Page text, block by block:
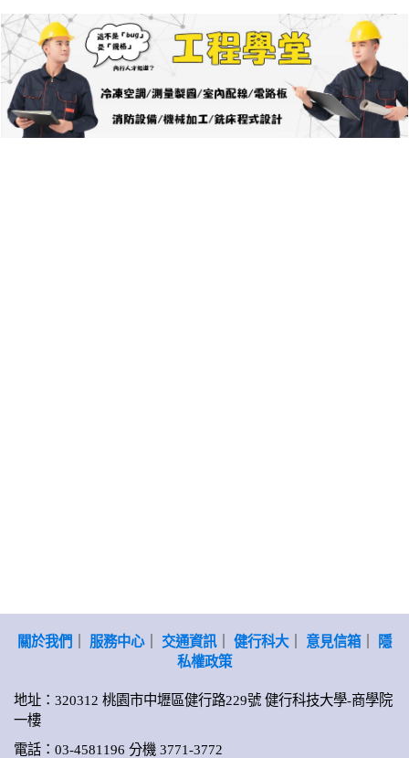
關於我們 服務中心｜ 交通資訊｜ 健行科大｜ 意見信箱｜
隱
私權政策
地址：320312 桃園市中壢區健行路229號 健行科技大學-商學院
一樓
電話：03-4581196 分機 3771-3772